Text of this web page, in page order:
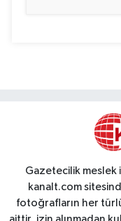
Gazetecilik
kanalt.com
fotoğrafların her türlü